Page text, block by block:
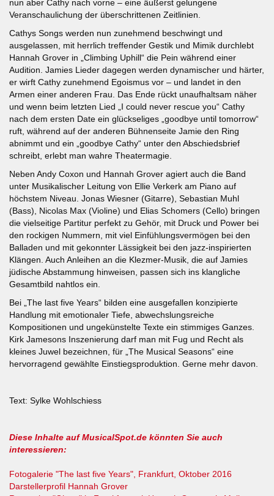
nun aber Cathy nach vorne – eine äußerst gelungene
Veranschaulichung der überschrittenen Zeitlinien.
Cathys Songs werden nun zunehmend beschwingt und
ausgelassen, mit herrlich treffender Gestik und Mimik durchlebt
Hannah Grover in „Climbing Uphill“ die Pein während einer
Audition. Jamies Lieder dagegen werden dynamischer und härter,
er wirft Cathy zunehmend Egoismus vor – und landet in den
Armen einer anderen Frau. Das Ende rückt unaufhaltsam näher
und wenn beim letzten Lied „I could never rescue you“ Cathy
nach dem ersten Date ein glückseliges „goodbye until tomorrow“
ruft, während auf der anderen Bühnenseite Jamie den Ring
abnimmt und ein „goodbye Cathy“ unter den Abschiedsbrief
schreibt, erlebt man wahre Theatermagie.
Neben Andy Coxon und Hannah Grover agiert auch die Band
unter Musikalischer Leitung von Ellie Verkerk am Piano auf
höchstem Niveau. Jonas Wiesner (Gitarre), Sebastian Muhl
(Bass), Nicolas Max (Violine) und Elias Schomers (Cello) bringen
die vielseitige Partitur perfekt zu Gehör, mit Druck und Power bei
den rockigen Nummern, mit viel Einfühlungsvermögen bei den
Balladen und mit gekonnter Lässigkeit bei den jazz-inspirierten
Klängen. Auch Anleihen an die Klezmer-Musik, die auf Jamies
jüdische Abstammung hinweisen, passen sich ins klangliche
Gesamtbild nahtlos ein.
Bei „The last five Years“ bilden eine ausgefallen konzipierte
Handlung mit emotionaler Tiefe, abwechslungsreiche
Kompositionen und ungekünstelte Texte ein stimmiges Ganzes.
Kirk Jamesons Inszenierung darf man mit Fug und Recht als
kleines Juwel bezeichnen, für „The Musical Seasons“ eine
hervorragend gewählte Einstiegsproduktion. Gerne mehr davon.
Text: Sylke Wohlschiess
Diese Inhalte auf MusicalSpot.de könnten Sie auch
interessieren:
Fotogalerie "The last five Years", Frankfurt, Oktober 2016
Darstellerprofil Hannah Grover